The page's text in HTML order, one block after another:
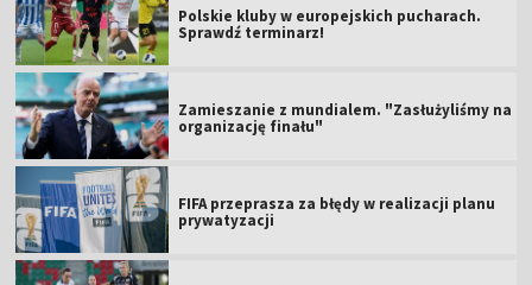
Polskie kluby w europejskich pucharach.
Sprawdź terminarz!
Zamieszanie z mundialem. "Zasłużyliśmy na
organizację finału"
FIFA przeprasza za błędy w realizacji planu
prywatyzacji